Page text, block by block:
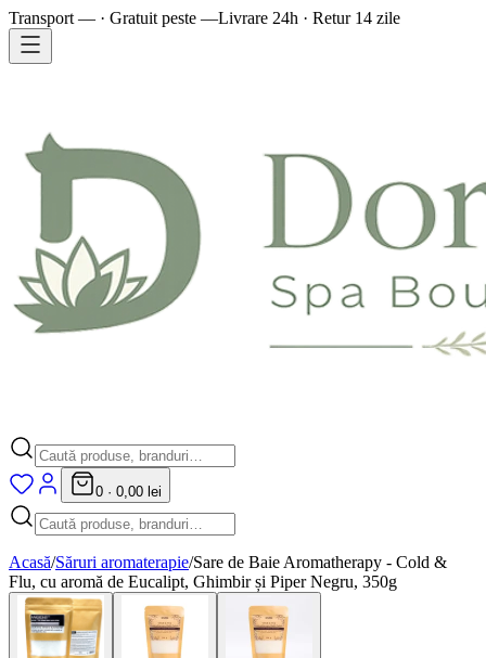
Transport — · Gratuit peste —Livrare 24h · Retur 14 zile
0 · 0,00 lei
Acasă/Săruri aromaterapie/Sare de Baie Aromatherapy - Cold &
Flu, cu aromă de Eucalipt, Ghimbir și Piper Negru, 350g